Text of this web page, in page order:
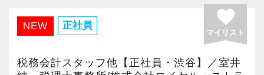
2021年6月にオープンしたオフィス。
新宿オフィスの精鋭スタッフが立ち上げメンバ
ーとして運営をスタートしました。
後「新宿オフィス」「大阪オフィス」「錦糸町
オフィス」が拡張移転！
さらに2022年12月には「柏オフィス」を開設
し、2025年には大阪オフィスを増床するなど、
NEW 正社員 favorite
マイリスト
税務会計スタッフ他【正社員・渋谷】／室井